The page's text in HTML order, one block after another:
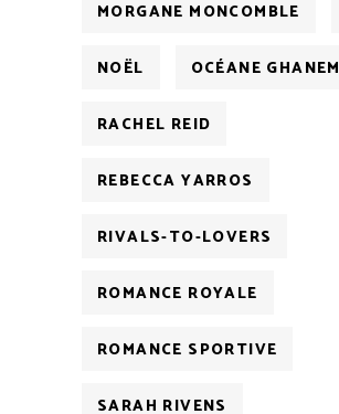
MORGANE MONCOMBLE
NOËL OCÉANE GHANEM
RACHEL REID
REBECCA YARROS
RIVALS-TO-LOVERS
ROMANCE ROYALE
ROMANCE SPORTIVE
SARAH RIVENS